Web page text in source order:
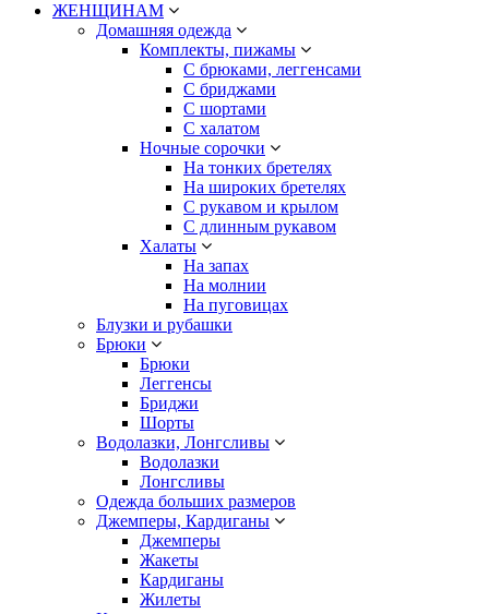
ЖЕНЩИНАМ
Домашняя одежда
Комплекты, пижамы
С брюками, леггенсами
С бриджами
С шортами
С халатом
Ночные сорочки
На тонких бретелях
На широких бретелях
С рукавом и крылом
С длинным рукавом
Халаты
На запах
На молнии
На пуговицах
Блузки и рубашки
Брюки
Брюки
Леггенсы
Бриджи
Шорты
Водолазки, Лонгсливы
Водолазки
Лонгсливы
Одежда больших размеров
Джемперы, Кардиганы
Джемперы
Жакеты
Кардиганы
Жилеты